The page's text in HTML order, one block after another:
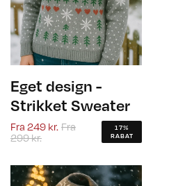
Eget design -
Strikket Sweater
Fra 249 kr. Fra
299 kr.
17%
RABAT